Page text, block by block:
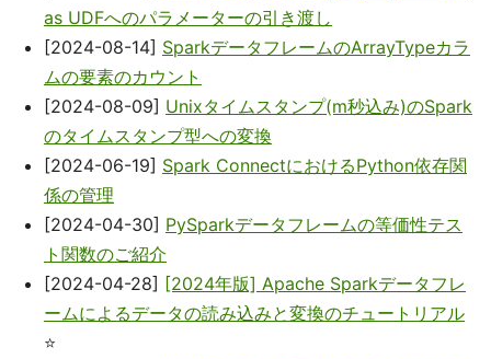
as UDFへのパラメーターの引き渡し
[2024-08-14] SparkデータフレームのArrayTypeカラ
ムの要素のカウント
[2024-08-09] Unixタイムスタンプ(m秒込み)のSpark
のタイムスタンプ型への変換
[2024-06-19] Spark ConnectにおけるPython依存関
係の管理
[2024-04-30] PySparkデータフレームの等価性テス
ト関数のご紹介
[2024-04-28] [2024年版] Apache Sparkデータフレ
ームによるデータの読み込みと変換のチュートリアル
⭐